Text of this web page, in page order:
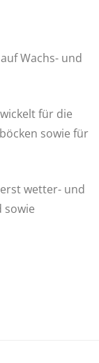
Wachs- und
für die
sowie für
wetter- und
sowie